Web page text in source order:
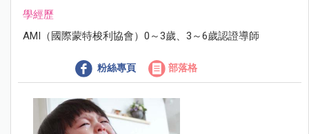
學經歷
AMI（國際蒙特梭利協會）0～3歲、3～6歲認證導師
粉絲專頁 部落格